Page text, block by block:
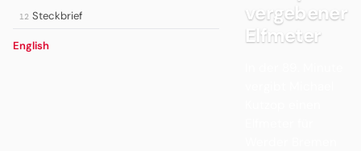
12 Steckbrief
English
vergebener
Elfmeter